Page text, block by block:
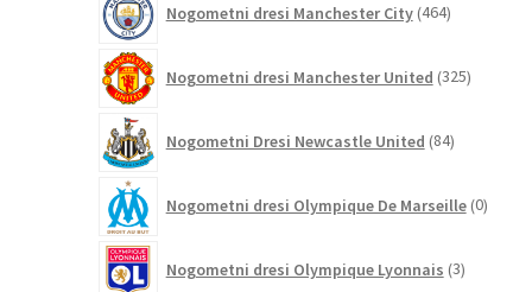
Nogometni dresi Manchester City 464izdelkov
Nogometni dresi Manchester United 325izdelkov
Nogometni Dresi Newcastle United 84izdelkov
Nogometni dresi Olympique De Marseille 0
Nogometni dresi Olympique Lyonnais 3izdelki